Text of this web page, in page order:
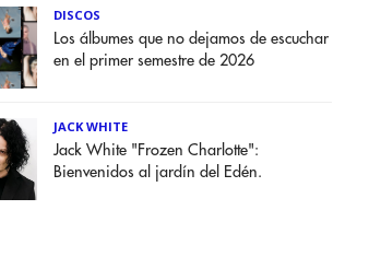
DISCOS
Los álbumes que no dejamos de escuchar
en el primer semestre de 2026
JACK WHITE
Jack White "Frozen Charlotte":
Bienvenidos al jardín del Edén.